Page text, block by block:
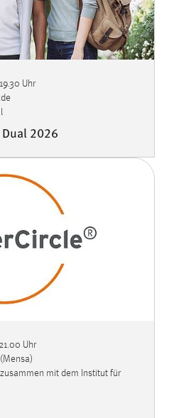
19.30 Uhr
2026
21.00 Uhr
mit dem Institut für